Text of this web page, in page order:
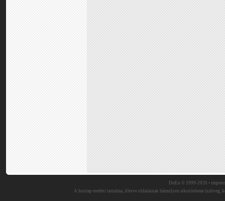
DuEn © 1999-2026 •
A honlap eredeti tartalma, illetve oldalainak bármilyen alkotóeleme (szöveg,